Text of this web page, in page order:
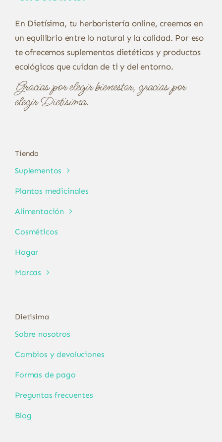
En Dietísima, tu herboristería online, creemos en
un equilibrio entre lo natural y la calidad. Por eso
te ofrecemos suplementos dietéticos y productos
ecológicos que cuidan de ti y del entorno.
Gracias por elegir bienestar, gracias por
elegir Dietísima.
Tienda
Suplementos
Plantas medicinales
Alimentación
Cosméticos
Hogar
Marcas
Dietisima
Sobre nosotros
Cambios y devoluciones
Formas de pago
Preguntas frecuentes
Blog